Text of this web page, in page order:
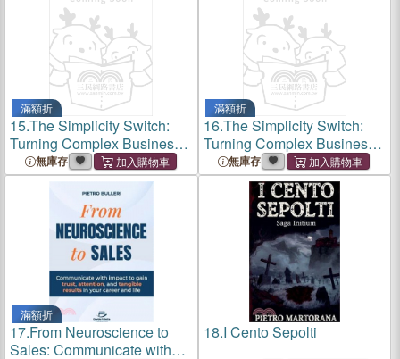
滿額折
15.The Simplicity Switch:
Turning Complex Business
Into Simple Success
無庫存
滿額折
16.The Simplicity Switch:
Turning Complex Business
Into Simple Success
無庫存
滿額折
17.From Neuroscience to
Sales: Communicate with
18.I Cento Sepolti